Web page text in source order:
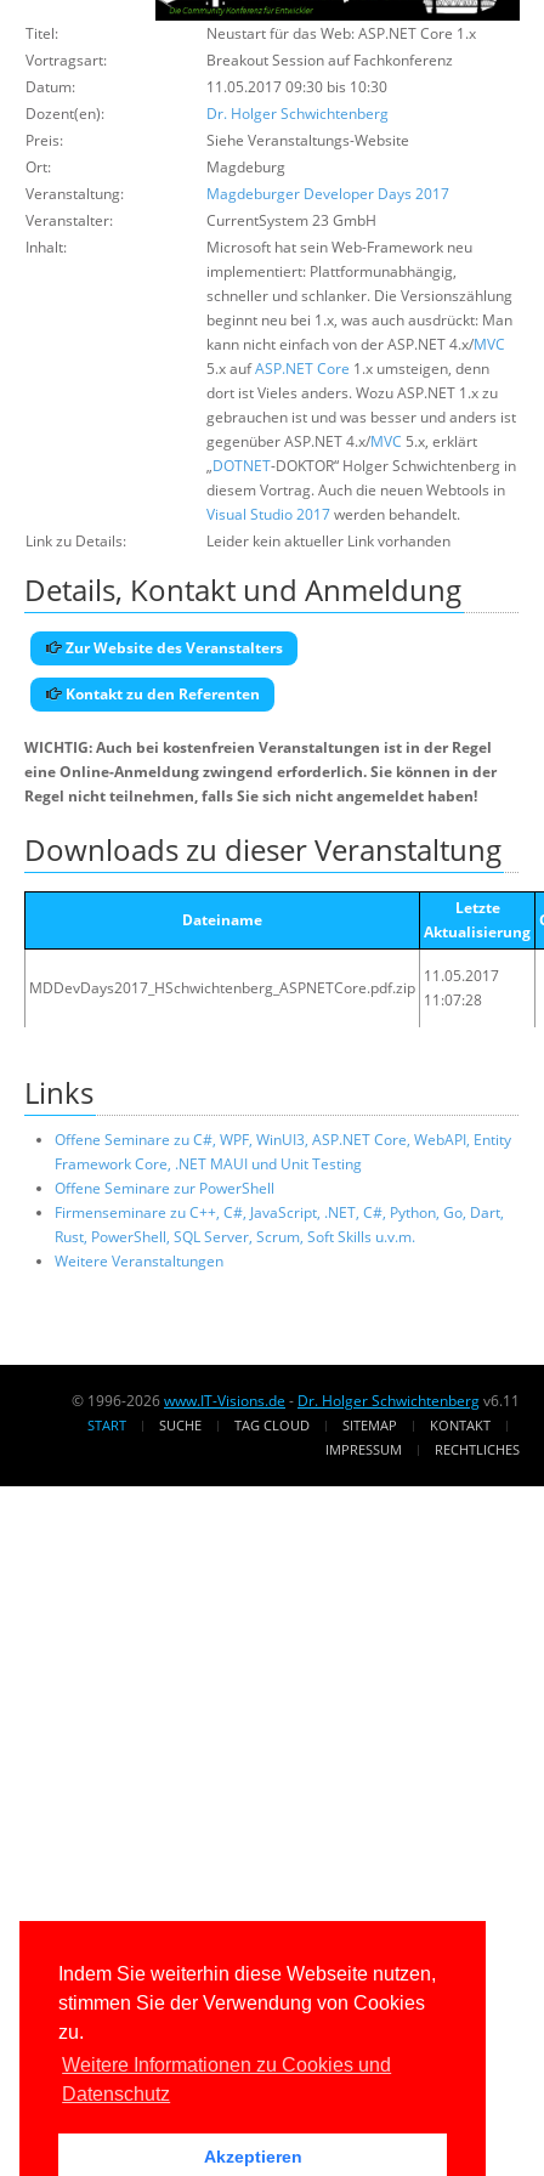
Indem Sie weiterhin diese Webseite nutzen,
stimmen Sie der Verwendung von Cookies
zu.
Weitere Informationen zu Cookies und
Datenschutz
Akzeptieren
Über uns
Titel:
Neustart für das Web: ASP.NET Core 1.x
Vortragsart:
Breakout Session auf Fachkonferenz
Datum:
11.05.2017 09:30 bis 10:30
Dozent(en):
Dr. Holger Schwichtenberg
Preis:
Siehe Veranstaltungs-Website
Ort:
Magdeburg
Veranstaltung:
Magdeburger Developer Days 2017
Veranstalter:
CurrentSystem 23 GmbH
Inhalt:
Microsoft hat sein Web-Framework neu
implementiert: Plattformunabhängig,
schneller und schlanker. Die Versionszählung
beginnt neu bei 1.x, was auch ausdrückt: Man
kann nicht einfach von der ASP.NET 4.x/MVC
5.x aufASP.NET Core 1.x umsteigen, denn
dort ist Vieles anders. Wozu ASP.NET 1.x zu
gebrauchen ist und was besser und anders ist
gegenüber ASP.NET 4.x/MVC 5.x, erklärt
„DOTNET-DOKTOR“ Holger Schwichtenberg in
diesem Vortrag. Auch die neuen Webtools in
Visual Studio 2017werden behandelt.
Link zu Details:
Leider kein aktueller Link vorhanden
Details, Kontakt und Anmeldung
Zur Website des Veranstalters
Kontakt zu den Referenten
WICHTIG: Auch bei kostenfreien Veranstaltungen ist in der Regel
eine Online-Anmeldung zwingend erforderlich. Sie können in der
Regel nicht teilnehmen, falls Sie sich nicht angemeldet haben!
Downloads zu dieser Veranstaltung
Dateiname
Letzte
Aktualisierung
MDDevDays2017_HSchwichtenberg_ASPNETCore.pdf.zip
11.05.2017
11:07:28
Links
Offene Seminare zu C#, WPF, WinUI3, ASP.NET Core, WebAPI, Entity
Framework Core, .NET MAUI und Unit Testing
Offene Seminare zur PowerShell
Firmenseminare zu C++, C#, JavaScript, .NET, C#, Python, Go, Dart,
Rust, PowerShell, SQL Server, Scrum, Soft Skills u.v.m.
Weitere Veranstaltungen
© 1996-2026www.IT-Visions.de - Dr. Holger Schwichtenbergv6.11
START SUCHE TAG CLOUD SITEMAP
KONTAKT
IMPRESSUM
RECHTLICHES